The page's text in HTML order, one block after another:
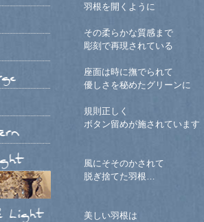
羽根を開くように
その柔らかな質感まで
彫刻で再現されている
座面は時に撫でられて
優しさを秘めたグリーンに
規則正しく
ボタン留めが施されています
風にそそのかされて
脱ぎ捨てた羽根…
美しい羽根は